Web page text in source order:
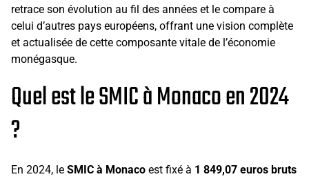
retrace son évolution au fil des années et le compare à
celui d’autres pays européens, offrant une vision complète
et actualisée de cette composante vitale de l’économie
monégasque.
Quel est le SMIC à Monaco en 2024
?
En 2024, le SMIC à Monaco est fixé à 1 849,07 euros bruts